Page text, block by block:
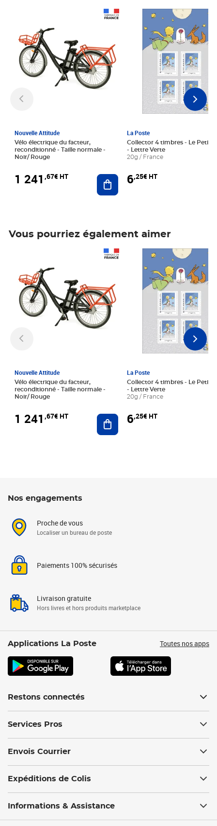
Nouvelle Attitude
Vélo électrique du facteur,
reconditionné - Taille normale -
Noir/ Rouge
1 241 ,67€ HT Ajouter au panier
La Poste
Collector 4 timbres - Le Petit
- Lettre Verte
20g / France
6,25€ HT
Prix 6,25€ HT
Vous pourriez également aimer
Nouvelle Attitude
Vélo électrique du facteur,
reconditionné - Taille normale -
Noir/ Rouge
1 241 ,67€ HT Ajouter au panier
La Poste
Collector 4 timbres - Le Petit
- Lettre Verte
20g / France
6,25€ HT
Prix 6,25€ HT
Nos engagements
Proche de vous
Localiser un bureau de poste
Paiements 100% sécurisés
Livraison gratuite
Hors livres et hors produits marketplace
Applications La Poste Toutes nos apps
Restons connectés
Services Pros
Envois Courrier
Expéditions de Colis
Informations & Assistance